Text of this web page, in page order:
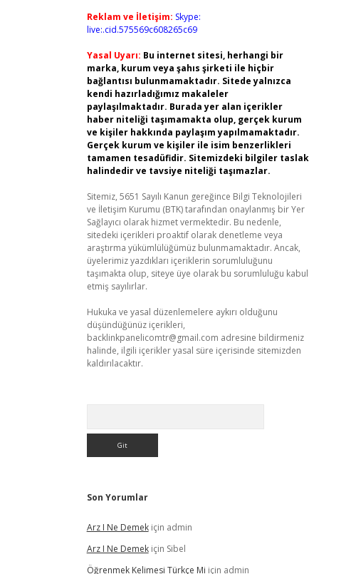
Reklam ve İletişim: Skype:
live:.cid.575569c608265c69
Yasal Uyarı: Bu internet sitesi, herhangi bir
marka, kurum veya şahıs şirketi ile hiçbir
bağlantısı bulunmamaktadır. Sitede yalnızca
kendi hazırladığımız makaleler
paylaşılmaktadır. Burada yer alan içerikler
haber niteliği taşımamakta olup, gerçek kurum
ve kişiler hakkında paylaşım yapılmamaktadır.
Gerçek kurum ve kişiler ile isim benzerlikleri
tamamen tesadüfidir. Sitemizdeki bilgiler taslak
halindedir ve tavsiye niteliği taşımazlar.
Sitemiz, 5651 Sayılı Kanun gereğince Bilgi Teknolojileri
ve İletişim Kurumu (BTK) tarafından onaylanmış bir Yer
Sağlayıcı olarak hizmet vermektedir. Bu nedenle,
sitedeki içerikleri proaktif olarak denetleme veya
araştırma yükümlülüğümüz bulunmamaktadır. Ancak,
üyelerimiz yazdıkları içeriklerin sorumluluğunu
taşımakta olup, siteye üye olarak bu sorumluluğu kabul
etmiş sayılırlar.
Hukuka ve yasal düzenlemelere aykırı olduğunu
düşündüğünüz içerikleri,
backlinkpanelicomtr@gmail.com adresine bildirmeniz
halinde, ilgili içerikler yasal süre içerisinde sitemizden
kaldırılacaktır.
Son Yorumlar
Arz I Ne Demekiçin admin
Arz I Ne Demekiçin Sibel
Öğrenmek Kelimesi Türkçe Mi için admin